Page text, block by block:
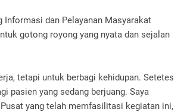
Informasi dan Pelayanan Masyarakat
gotong royong yang nyata dan sejalan
tetapi untuk berbagi kehidupan. Setetes
pasien yang sedang berjuang. Saya
yang telah memfasilitasi kegiatan ini,